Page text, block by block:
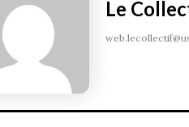
Le